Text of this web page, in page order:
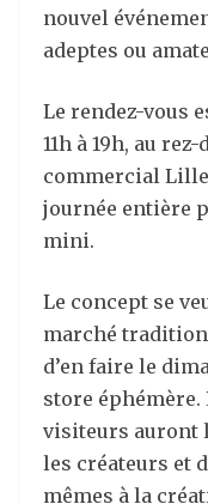
nouvel
adeptes ou
Le rendez-vous
11h à 19h, au
commercial
journée entière
mini.
Le concept se
marché
d’en faire le
store éphémère.
visiteurs auront
les créateurs et
mêmes à la